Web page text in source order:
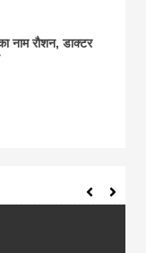
नाम राैशन, डाक्टर